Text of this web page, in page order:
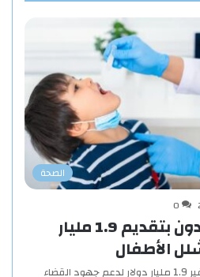
الصحة
0
زعماء العالم يتعهدون بتقديم 1.9 مليار
الأطفال
تعهد زعماء العالم، الاثنين، بتوفير 1.9 مليار دولار لدعم جهود القضاء